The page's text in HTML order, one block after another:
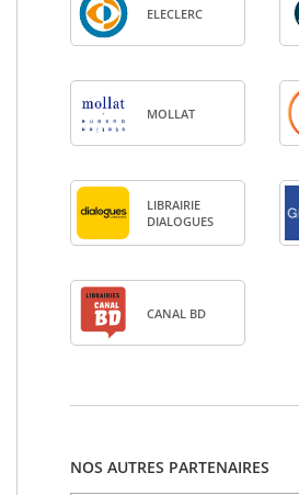
ELE­CLERC
MOL­LAT
LIBRAI­RIE
DIA­LOGUES
CANAL BD
NOS AUTRES PARTENAIRES